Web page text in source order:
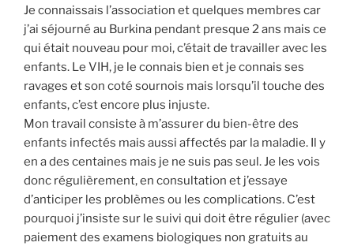
Je connais­sais l’association et quelques membres car
j’ai séjour­né au Bur­ki­na pen­dant presque 2 ans mais ce
qui était nou­veau pour moi, c’était de tra­vailler avec les
enfants. Le VIH, je le connais bien et je connais ses
ravages et son coté sour­nois mais lorsqu’il touche des
enfants, c’est encore plus injuste.
Mon tra­vail consiste à m’assurer du bien-être des
enfants infec­tés mais aus­si affec­tés par la mala­die. Il y
en a des cen­taines mais je ne suis pas seul. Je les vois
donc régu­liè­re­ment, en consul­ta­tion et j’essaye
d’anticiper les pro­blèmes ou les com­pli­ca­tions. C’est
pour­quoi j’insiste sur le sui­vi qui doit être régu­lier (avec
paie­ment des exa­mens bio­lo­giques non gra­tuits au